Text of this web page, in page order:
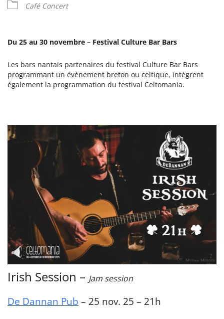
Café Concert
Du 25 au 30 novembre – Festival Culture Bar Bars
Les bars nantais partenaires du festival Culture Bar Bars
programmant un événement breton ou celtique, intègrent
également la programmation du festival Celtomania.
Irish Session – Jam session
De Dannan Pub – 25 nov. 25 – 21h